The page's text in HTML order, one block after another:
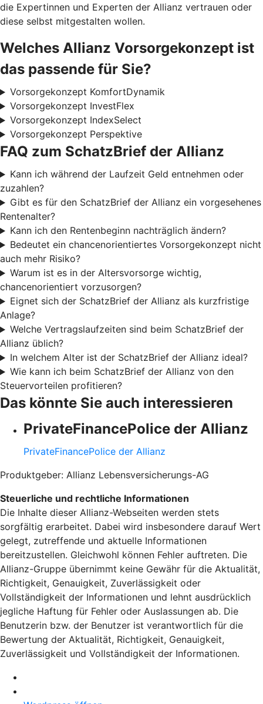
die Expertinnen und Experten der Allianz vertrauen oder
diese selbst mitgestalten wollen.
Welches Allianz Vorsorgekonzept ist
das passende für Sie?
Vorsorgekonzept KomfortDynamik
Vorsorgekonzept InvestFlex
Vorsorgekonzept IndexSelect
Vorsorgekonzept Perspektive
FAQ zum SchatzBrief der Allianz
Kann ich während der Laufzeit Geld entnehmen oder
zuzahlen?
Gibt es für den SchatzBrief der Allianz ein vorgesehenes
Rentenalter?
Kann ich den Rentenbeginn nachträglich ändern?
Bedeutet ein chancenorientiertes Vorsorgekonzept nicht
auch mehr Risiko?
Warum ist es in der Altersvorsorge wichtig,
chancenorientiert vorzusorgen?
Eignet sich der SchatzBrief der Allianz als kurzfristige
Anlage?
Welche Vertragslaufzeiten sind beim SchatzBrief der
Allianz üblich?
In welchem Alter ist der SchatzBrief der Allianz ideal?
Wie kann ich beim SchatzBrief der Allianz von den
Steuervorteilen profitieren?
Das könnte Sie auch interessieren
PrivateFinancePolice der Allianz
PrivateFinancePolice der Allianz
Produktgeber: Allianz Lebensversicherungs-AG
Steuerliche und rechtliche Informationen
Die Inhalte dieser Allianz-Webseiten werden stets
sorgfältig erarbeitet. Dabei wird insbesondere darauf Wert
gelegt, zutreffende und aktuelle Informationen
bereitzustellen. Gleichwohl können Fehler auftreten. Die
Allianz-Gruppe übernimmt keine Gewähr für die Aktualität,
Richtigkeit, Genauigkeit, Zuverlässigkeit oder
Vollständigkeit der Informationen und lehnt ausdrücklich
jegliche Haftung für Fehler oder Auslassungen ab. Die
Benutzerin bzw. der Benutzer ist verantwortlich für die
Bewertung der Aktualität, Richtigkeit, Genauigkeit,
Zuverlässigkeit und Vollständigkeit der Informationen.